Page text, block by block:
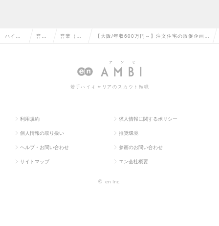
ハイク 営業 営業（個 【大阪/年収600万円～】注文住宅の販促企画・
事業】の求人情報
若手ハイキャリアのスカウト転職
利用規約 求人情報に関するポリシー
個人情報の取り扱い 推奨環境
ヘルプ・お問い合わせ 参画のお問い合わせ
サイトマップ エン会社概要
© en Inc.